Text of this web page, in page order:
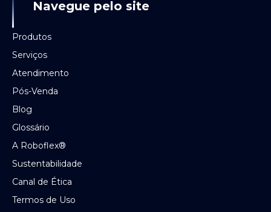
Navegue pelo site
Produtos
Serviços
Atendimento
Pós-Venda
Blog
Glossário
A Roboflex®
Sustentabilidade
Canal de Ética
Termos de Uso